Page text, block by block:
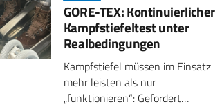
GORE-TEX: Kontinuierlicher
Kampfstiefeltest unter
Realbedingungen
Kampfstiefel müssen im Einsatz
mehr leisten als nur
„funktionieren“: Gefordert…